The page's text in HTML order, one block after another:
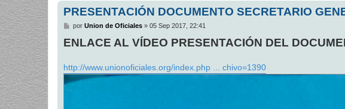
PRESENTACIÓN DOCUMENTO SECRETARIO
M
n
s
j
e
por Union de Oficiales» 05 Sep 2017, 22:41
ENLACE AL VÍDEO PRESENTACIÓN DEL
http://www.unionoficiales.org/index.php ... chivo=1390